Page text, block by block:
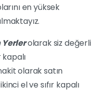
en yüksek
Yerlerolarak siz değerli
olarak satın
el ve sıfır kapalı